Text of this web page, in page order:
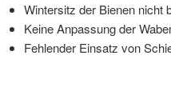
Wintersitz der Bienen nicht
Keine Anpassung der
Fehlender Einsatz von